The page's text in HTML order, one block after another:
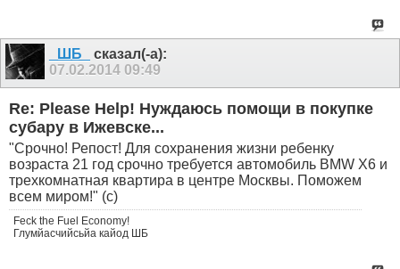
_ШБ_
сказал(-а):
07.02.2014 09:49
Re: Please Help! Нуждаюсь помощи в покупке
субару в Ижевске...
"Срочно! Репост! Для сохранения жизни ребенку
возраста 21 год срочно требуется автомобиль BMW X6 и
трехкомнатная квартира в центре Москвы. Поможем
всем миром!" (с)
Feck the Fuel Economy!
Глумйасчийсьйа кайод ШБ